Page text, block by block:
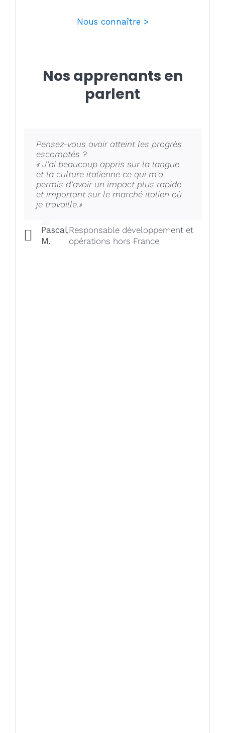
Nous connaître >
Nos apprenants en
parlent
Pensez-vous avoir atteint les progrès
escomptés ?
« J’ai beaucoup appris sur la langue
et la culture italienne ce qui m’a
permis d’avoir un impact plus rapide
et important sur le marché italien où
je travaille.»
Pascal
M.
,Responsable développement et
opérations hors France
Qu’avez-vous aimé pendant la
formation ?
« J’ai particulièrement apprécié la
possibilité de suivre un support de
manière interactive avec le professeur
/ de faire ensemble des exercices. »
Johanna T. Agent du service public
Qu’avez-vous particulièrement
apprécié pendant la formation ?
cours théoriques et l’immersion dans
la culture italienne. Avoir une
approche de la société italienne a été
très intéressant. »
Fatiha I.B. Billettiste
« Très satisfait de la formation.
J’ai particulièrement apprécié la place
importante accordée à la
conversation, l’adaptation du
professeur à mes souhaits, la qualité
des réponses »
Benoît D. Contrôleur financier